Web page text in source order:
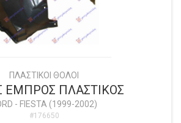
ΠΛΑΣΤΙΚΟΙ ΘΟΛΟΙ
ΕΜΠΡΟΣ ΠΛΑΣΤΙΚΟΣ
- FIESTA (1999-2002)
#176650